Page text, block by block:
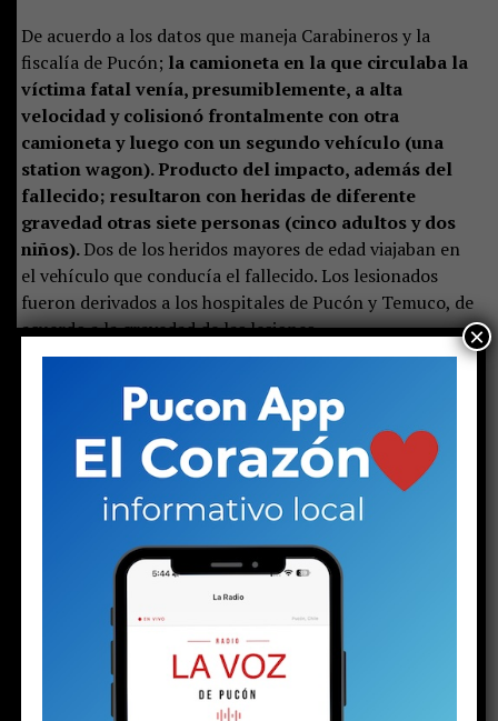
De acuerdo a los datos que maneja Carabineros y la
fiscalía de Pucón; la camioneta en la que circulaba la
víctima fatal venía, presumiblemente, a alta
velocidad y colisionó frontalmente con otra
camioneta y luego con un segundo vehículo (una
station wagon). Producto del impacto, además del
fallecido; resultaron con heridas de diferente
gravedad otras siete personas (cinco adultos y dos
niños).Dos de los heridos mayores de edad viajaban en
el vehículo que conducía el fallecido. Los lesionados
fueron derivados a los hospitales de Pucón y Temuco, de
acuerdo a la gravedad de las lesiones.
El Ministerio Público encargó la investigación del por
qué ocurrió el accidente yla dinámica del fatal
acontecimiento a la Sección de Investigación de
Accidentes del Tránsito (SIAT) de la policía
uniformada; unidad que trabajó hasta altas horas de
la madrugada
; por lo que al cierre de esta nota; aún no
entregaba un pre informe a la fiscalía puconina.
Luego del hecho, la ruta entre Pucón y Caburgua
×